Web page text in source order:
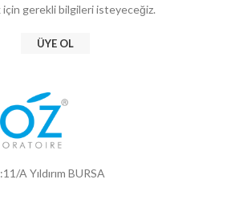
gerekli bilgileri isteyeceğiz.
ÜYE OL
A Yıldırım BURSA